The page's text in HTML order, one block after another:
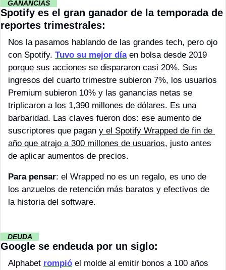
GANANCIAS
Spotify es el gran ganador de la temporada de
reportes trimestrales:
Nos la pasamos hablando de las grandes tech, pero ojo
con Spotify. Tuvo su mejor día en bolsa desde 2019
porque sus acciones se dispararon casi 20%. Sus
ingresos del cuarto trimestre subieron 7%, los usuarios
Premium subieron 10% y las ganancias netas se
triplicaron a los 1,390 millones de dólares. Es una
barbaridad. Las claves fueron dos: ese aumento de
suscriptores que pagan y el Spotify Wrapped de fin de
año que atrajo a 300 millones de usuarios, justo antes
de aplicar aumentos de precios.
Para pensar: el Wrapped no es un regalo, es uno de
los anzuelos de retención más baratos y efectivos de
la historia del software.
DEUDA
Google se endeuda por un siglo:
Alphabet rompió el molde al emitir bonos a 100 años